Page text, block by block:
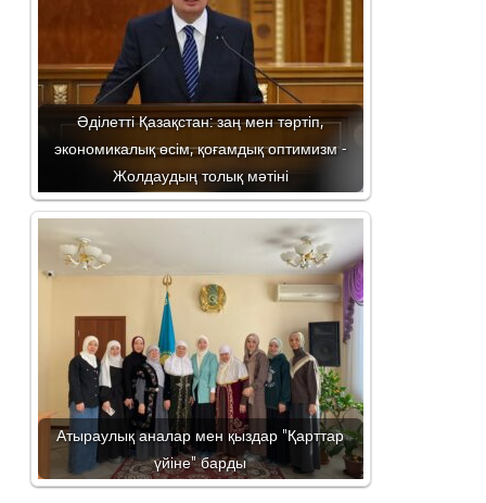
Әділетті Қазақстан: заң мен тәртіп,
экономикалық өсім, қоғамдық оптимизм -
Жолдаудың толық мәтіні
Атыраулық аналар мен қыздар "Қарттар
үйіне" барды